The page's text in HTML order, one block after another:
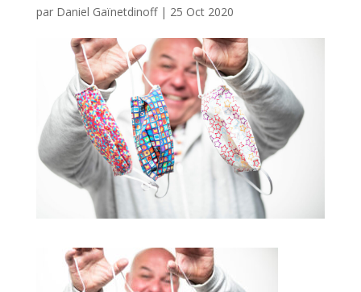
par Daniel Gaïnetdinoff| 25 Oct 2020